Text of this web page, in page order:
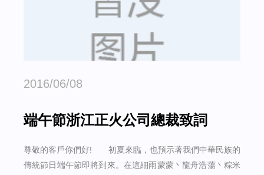
2016/06/08
端午節浙江正火公司總裁致詞
尊敬的客戶你們好! 初夏來臨，也預示著我們中華民族的
傳統節日端午節即將到來。在這細雨蒙蒙丶龍舟浩蕩丶粽米